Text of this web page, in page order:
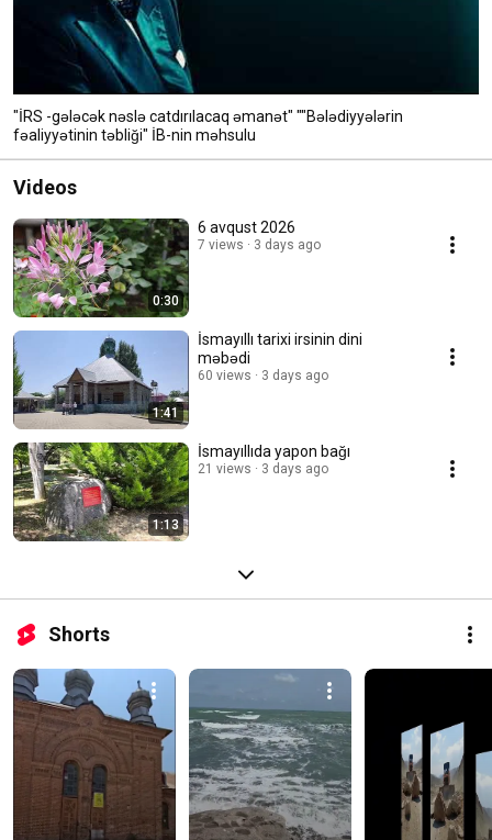
"İRS -gələcək nəslə catdırılacaq əmanət" ""Bələdiyyələrin
fəaliyyətinin təbliği" İB-nin məhsulu
Videos
0:30
6 avqust 2026
7 views 3 days ago
1:41
İsmayıllı tarixi irsinin dini
məbədi
60 views 3 days ago
1:13
İsmayıllıda yapon bağı
21 views 3 days ago
Shorts